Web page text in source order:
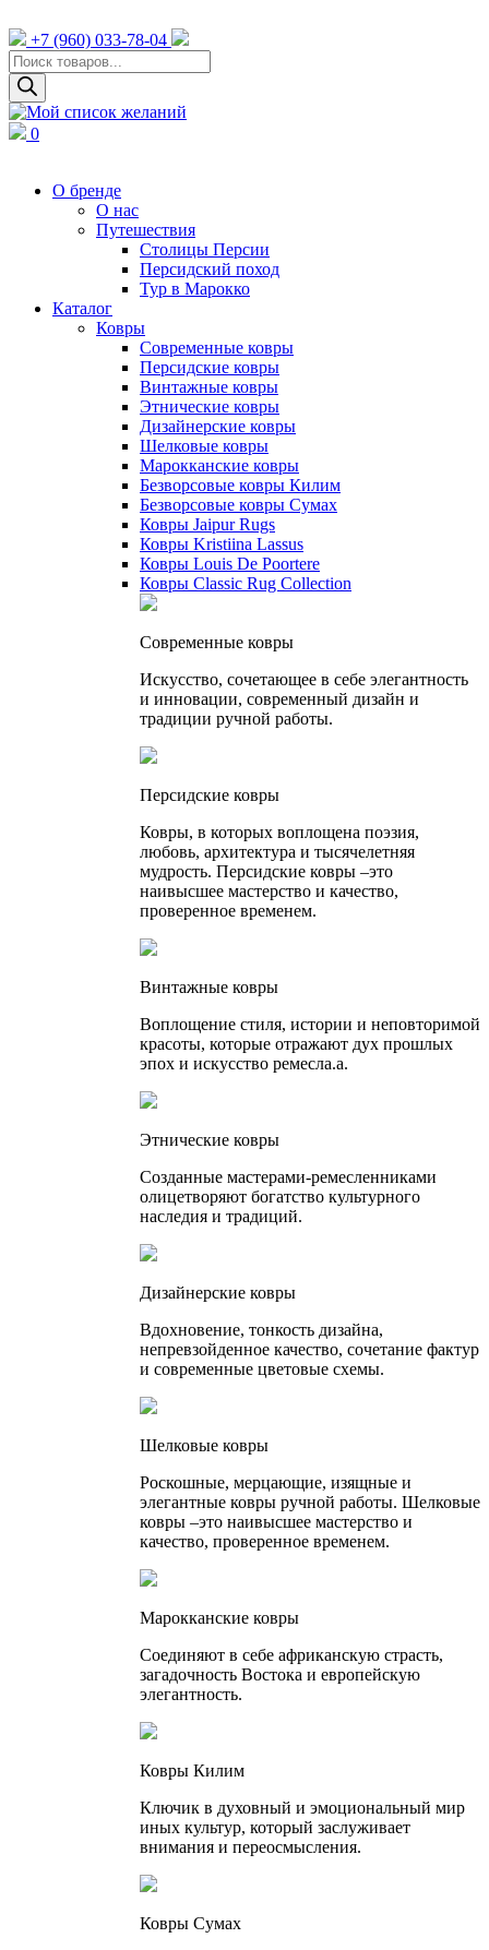
+7 (960) 033-78-04
Поиск
товаров
0
О бренде
О нас
Путешествия
Столицы Персии
Персидский поход
Тур в Марокко
Каталог
Ковры
Cовременные ковры
Персидские ковры
Винтажные ковры
Этнические ковры
Дизайнерские ковры
Шелковые ковры
Марокканские ковры
Безворсовые ковры Килим
Безворсовые ковры Сумах
Ковры Jaipur Rugs
Ковры Kristiina Lassus
Ковры Louis De Poortere
Ковры Classic Rug Collection
Cовременные ковры
Искусство, сочетающее в себе элегантность
и инновации, современный дизайн и
традиции ручной работы.
Персидские ковры
Ковры, в которых воплощена поэзия,
любовь, архитектура и тысячелетняя
мудрость. Персидские ковры –это
наивысшее мастерство и качество,
проверенное временем.
Винтажные ковры
Воплощение стиля, истории и неповторимой
красоты, которые отражают дух прошлых
эпох и искусство ремесла.а.
Этнические ковры
Созданные мастерами-ремесленниками
олицетворяют богатство культурного
наследия и традиций.
Дизайнерские ковры
Вдохновение, тонкость дизайна,
непревзойденное качество, сочетание фактур
и современные цветовые схемы.
Шелковые ковры
Роскошные, мерцающие, изящные и
элегантные ковры ручной работы. Шелковые
ковры –это наивысшее мастерство и
качество, проверенное временем.
Марокканские ковры
Соединяют в себе африканскую страсть,
загадочность Востока и европейскую
элегантность.
Ковры Килим
Ключик в духовный и эмоциональный мир
иных культур, который заслуживает
внимания и переосмысления.
Ковры Сумах